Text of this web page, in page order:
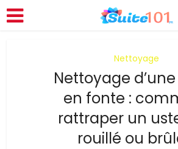
Nettoyage
Nettoyage
en fonte :
rattraper un
rouillé ou